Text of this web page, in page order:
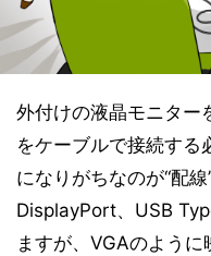
外付けの液晶モニター
をケーブルで接続する
になりがちなのが“配
DisplayPort、USB
ますが、VGAのよう